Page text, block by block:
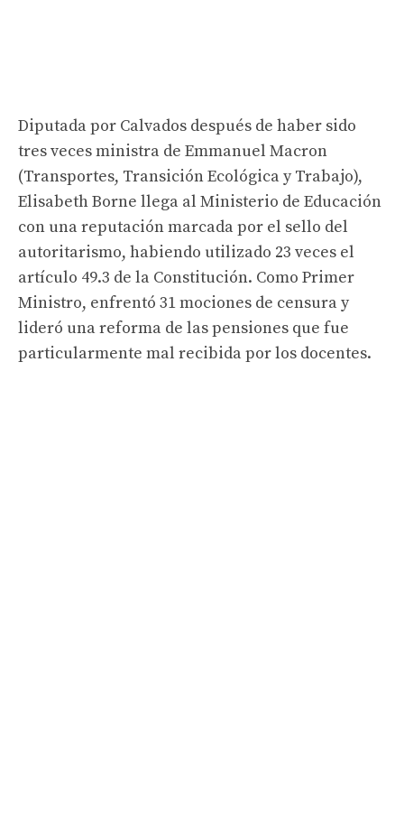
Diputada por Calvados después de haber sido
tres veces ministra de Emmanuel Macron
(Transportes, Transición Ecológica y Trabajo),
Elisabeth Borne llega al Ministerio de Educación
con una reputación marcada por el sello del
autoritarismo, habiendo utilizado 23 veces el
artículo 49.3 de la Constitución. Como Primer
Ministro, enfrentó 31 mociones de censura y
lideró una reforma de las pensiones que fue
particularmente mal recibida por los docentes.